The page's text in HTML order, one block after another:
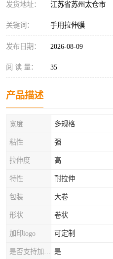
发货地址： 江苏省苏州太仓市
关键词： 手用拉伸膜
发布日期： 2026-08-09
阅 读 量： 35
产品描述
宽度 多规格
粘性 强
拉伸度 高
特性 耐拉伸
包装 大卷
形状 卷状
加印logo 可定制
是